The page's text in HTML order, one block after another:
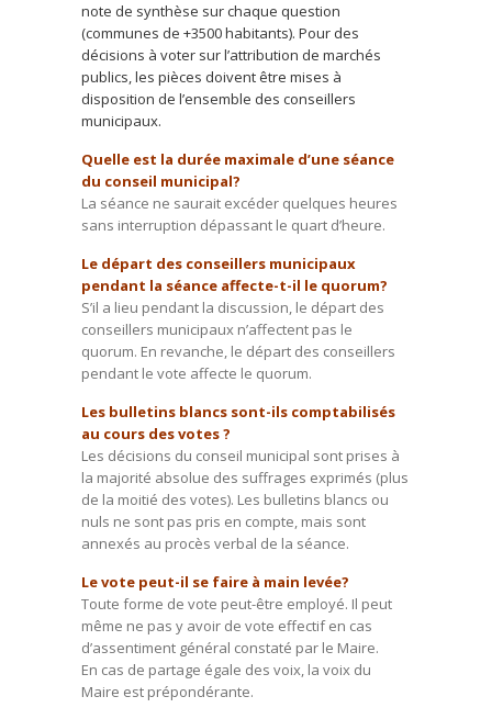
note de synthèse sur chaque question
(communes de +3500 habitants). Pour des
décisions à voter sur l’attribution de marchés
publics, les pièces doivent être mises à
disposition de l’ensemble des conseillers
municipaux.
Quelle est la durée maximale d’une séance
du conseil municipal?
La séance ne saurait excéder quelques heures
sans interruption dépassant le quart d’heure.
Le départ des conseillers municipaux
pendant la séance affecte-t-il le quorum?
S’il a lieu pendant la discussion, le départ des
conseillers municipaux n’affectent pas le
quorum. En revanche, le départ des conseillers
pendant le vote affecte le quorum.
Les bulletins blancs sont-ils comptabilisés
au cours des votes ?
Les décisions du conseil municipal sont prises à
la majorité absolue des suffrages exprimés (plus
de la moitié des votes). Les bulletins blancs ou
nuls ne sont pas pris en compte, mais sont
annexés au procès verbal de la séance.
Le vote peut-il se faire à main levée?
Toute forme de vote peut-être employé. Il peut
même ne pas y avoir de vote effectif en cas
d’assentiment général constaté par le Maire.
En cas de partage égale des voix, la voix du
Maire est prépondérante.